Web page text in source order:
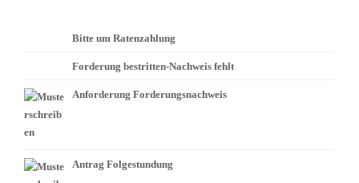
Bitte um Ratenzahlung
Forderung bestritten-Nachweis fehlt
Anforderung Forderungsnachweis
Antrag Folgestundung